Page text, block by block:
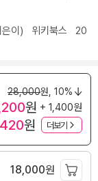
은이) 위키북스 20
28,000원, 10%
원 + 1,400원
원 더보기
18,000원